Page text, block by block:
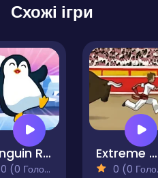
Схожі ігри
Penguin Runner
0 (0 Голосів)
Extreme Pamplona
0 (0 Голосів)